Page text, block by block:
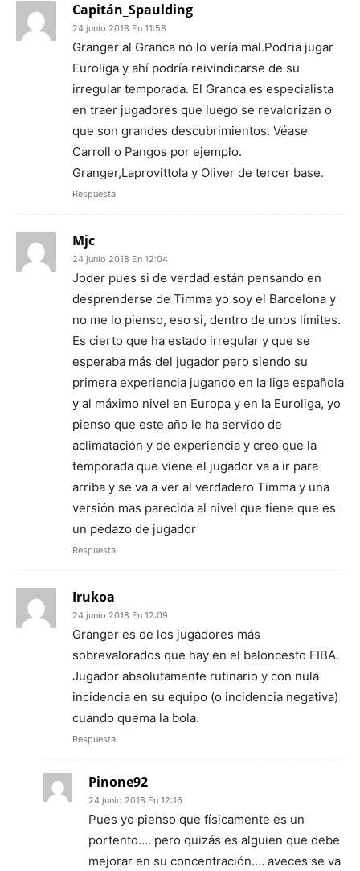
Capitán_Spaulding
24 junio 2018 En 11:58
Granger al Granca no lo vería mal.Podria jugar
Euroliga y ahí podría reivindicarse de su
irregular temporada. El Granca es especialista
en traer jugadores que luego se revalorizan o
que son grandes descubrimientos. Véase
Carroll o Pangos por ejemplo.
Granger,Laprovittola y Oliver de tercer base.
Respuesta
Mjc
24 junio 2018 En 12:04
Joder pues si de verdad están pensando en
desprenderse de Timma yo soy el Barcelona y
no me lo pienso, eso si, dentro de unos límites.
Es cierto que ha estado irregular y que se
esperaba más del jugador pero siendo su
primera experiencia jugando en la liga española
y al máximo nivel en Europa y en la Euroliga, yo
pienso que este año le ha servido de
aclimatación y de experiencia y creo que la
temporada que viene el jugador va a ir para
arriba y se va a ver al verdadero Timma y una
versión mas parecida al nivel que tiene que es
un pedazo de jugador
Respuesta
Irukoa
24 junio 2018 En 12:09
Granger es de los jugadores más
sobrevalorados que hay en el baloncesto FIBA.
Jugador absolutamente rutinario y con nula
incidencia en su equipo (o incidencia negativa)
cuando quema la bola.
Respuesta
Pinone92
24 junio 2018 En 12:16
Pues yo pienso que físicamente es un
portento…. pero quizás es alguien que debe
mejorar en su concentración…. aveces se va